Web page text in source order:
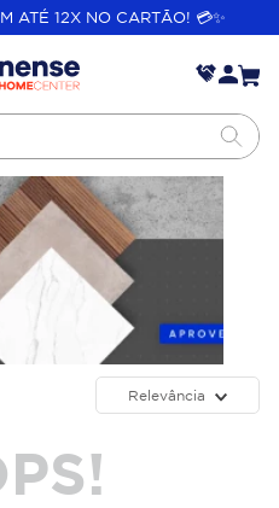
ATÉ 12X NO CARTÃO! 💳✨
Relevância